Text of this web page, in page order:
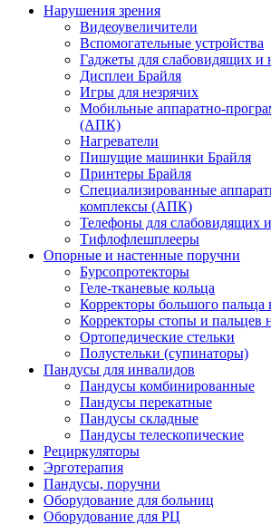
Нарушения зрения
Видеоувеличители
Вспомогательные устройства
Гаджеты для слабовидящих и
Дисплеи Брайля
Игры для незрячих
Мобильные аппаратно-
(АПК)
Нагреватели
Пишущие машинки Брайля
Принтеры Брайля
Специализированные
комплексы (АПК)
Телефоны для слабовидящих
Тифлофлешплееры
Опорные и настенные поручни
Бурсопротекторы
Геле-тканевые кольца
Корректоры большого пальца
Корректоры стопы и пальцев
Ортопедические стельки
Полустельки (супинаторы)
Пандусы для инвалидов
Пандусы комбинированные
Пандусы перекатные
Пандусы складные
Пандусы телескопические
Рециркуляторы
Эрготерапия
Пандусы, поручни
Оборудование для больниц
Оборудование для РЦ